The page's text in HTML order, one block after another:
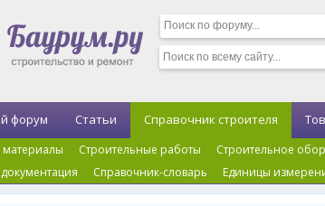
форум Статьи Справочник строителя
материалы Строительные работы Строительное
Справочник-словарь Единицы